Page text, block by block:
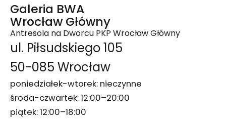
Galeria BWA
Wrocław Główny
Antresola na Dworcu PKP Wrocław Główny
ul. Piłsudskiego 105
50-085 Wrocław
poniedziałek-wtorek: nieczynne
środa-czwartek: 12:00–20:00
piątek: 12:00–18:00